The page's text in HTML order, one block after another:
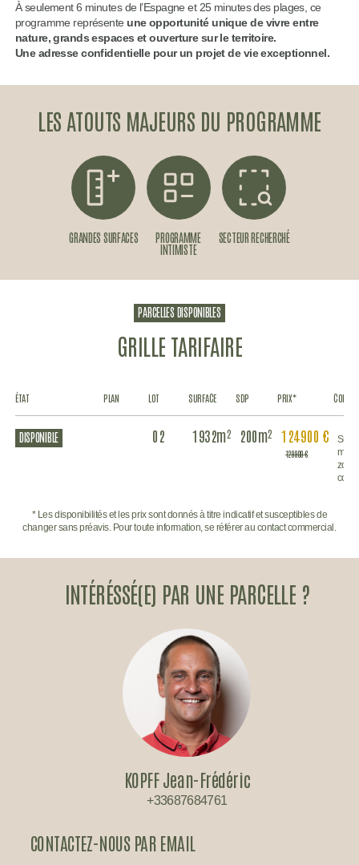
À seulement 6 minutes de l’Espagne et 25 minutes des plages, ce
programme représente une opportunité unique de vivre entre
nature, grands espaces et ouverture sur le territoire.
Une adresse confidentielle pour un projet de vie exceptionnel.
LES ATOUTS MAJEURS DU PROGRAMME
GRANDES SURFACES
PROGRAMME
INTIMISTE
SECTEUR RECHERCHÉ
PARCELLES DISPONIBLES
GRILLE TARIFAIRE
ÉTAT PLAN LOT SURFACE SDP PRIX*
DISPONIBLE 02 1932m² 200m² 124 900 €
129 900 €
m²
zone
* Les disponibilités et les prix sont donnés à titre indicatif et susceptibles de
changer sans préavis. Pour toute information, se référer au contact commercial.
INTÉRÉSSÉ(E) PAR UNE PARCELLE ?
KOPFF Jean-Frédéric
+33687684761
CONTACTEZ-NOUS PAR EMAIL